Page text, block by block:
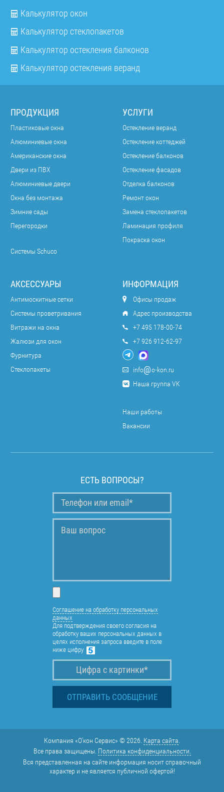
Калькулятор окон
Калькулятор стеклопакетов
Калькулятор остекления балконов
Калькулятор остекления веранд
ПРОДУКЦИЯ
Пластиковые окна
Алюминиевые окна
Американские окна
Двери из ПВХ
Алюминиевые двери
Окна без монтажа
Зимние сады
Перегородки
Системы Schuco
УСЛУГИ
Остекление веранд
Остекление коттеджей
Остекление балконов
Остекление фасадов
Отделка балконов
Ремонт окон
Замена стеклопакетов
Ламинация профиля
Покраска окон
АКСЕССУАРЫ
Антимоскитные сетки
Системы проветривания
Витражи на окна
Жалюзи для окон
Фурнитура
Стеклопакеты
ИНФОРМАЦИЯ
Офисы продаж
Адрес производства
+7 495 178-00-74
+7 926 912-62-97
info
o-kon.ru
Наша группа VK
Наши работы
Вакансии
ЕСТЬ ВОПРОСЫ?
Соглашение на обработку персональных
данных
Для подтверждения своего согласия на
обработку ваших персональных данных в
целях исполнения запроса введите в поле
ниже цифру
Компания «О'кон Сервис» © 2026. Карта сайта
Все права защищены. Политика конфиденциальности.
Вся представленная на сайте информация носит справочный
характер и не является публичной офертой!